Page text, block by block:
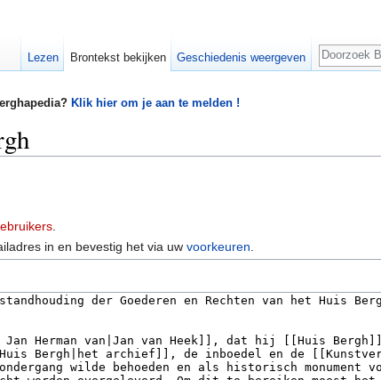
Klik hier om je aan te melden !
in en bevestig het via uwvoorkeuren
Lezen Brontekst bekijken Geschiedenis weergeven
Zoeken